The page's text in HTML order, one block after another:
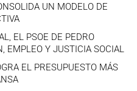
UN MODELO DE
EL PSOE DE PEDRO
EMPLEO Y JUSTICIA SOCIAL
EL PRESUPUESTO MÁS